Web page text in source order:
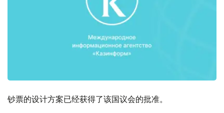
钞票的设计方案已经获得了该国议会的批准。